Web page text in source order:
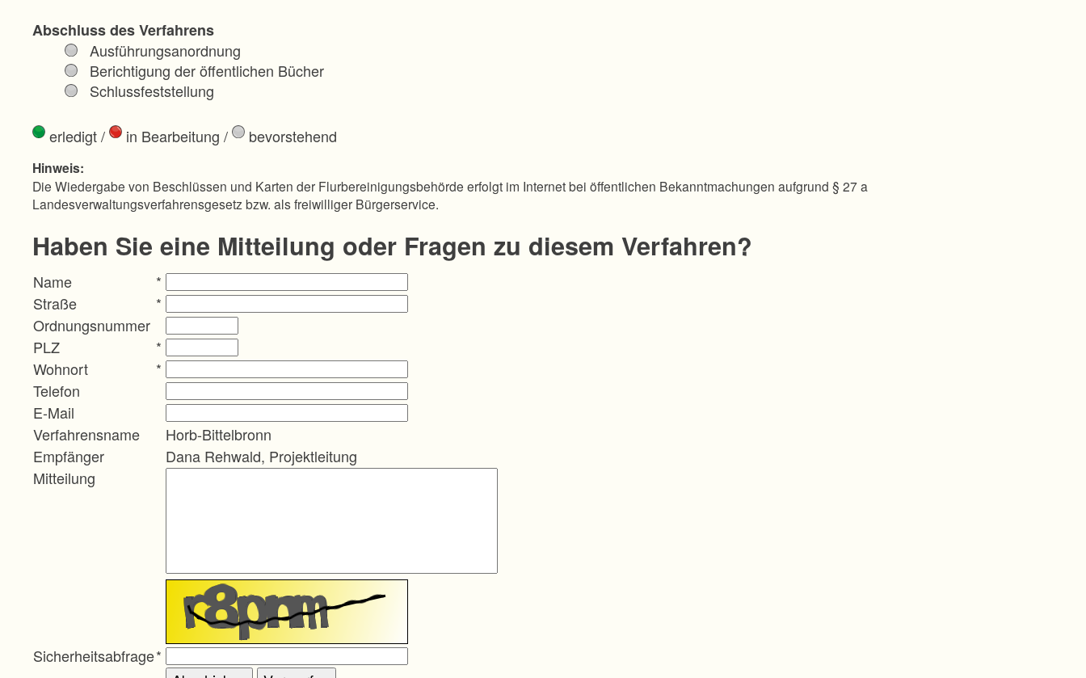
Abschluss des Verfahrens
Ausführungsanordnung
Berichtigung der öffentlichen Bücher
Schlussfeststellung
erledigt/ in Bearbeitung / bevorstehend
Hinweis:
Die Wiedergabe von Beschlüssen und Karten der Flurbereinigungsbehörde erfolgt im Internet bei öffentlichen Bekanntmachungen aufgrund § 27 a
Landesverwaltungsverfahrensgesetz bzw. als freiwilliger Bürgerservice.
Haben Sie eine Mitteilung oder Fragen zu diesem Verfahren?
Name
*
Straße
*
Ordnungsnummer
PLZ
*
Wohnort
*
Telefon
E-Mail
Verfahrensname
Horb-Bittelbronn
Empfänger
Dana Rehwald, Projektleitung
Mitteilung
Sicherheitsabfrage*